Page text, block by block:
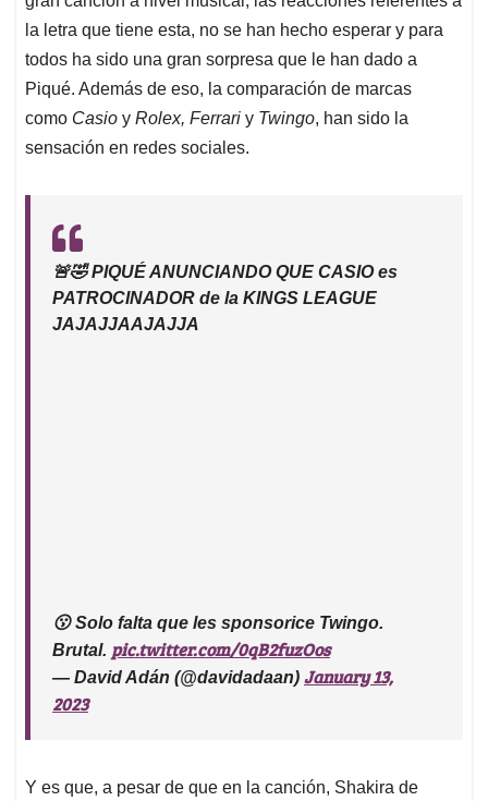
la letra que tiene esta, no se han hecho esperar y para
todos ha sido una gran sorpresa que le han dado a
Piqué. Además de eso, la comparación de marcas
como Casio y Rolex, Ferrari y Twingo, han sido la
sensación en redes sociales.
🚨🤣 PIQUÉ ANUNCIANDO QUE CASIO es
PATROCINADOR de la KINGS LEAGUE
JAJAJJAAJAJJA
😗 Solo falta que les sponsorice Twingo.
Brutal. pic.twitter.com/0qB2fuzOos
— David Adán (@davidadaan) January 13,
2023
Y es que, a pesar de que en la canción, Shakira de